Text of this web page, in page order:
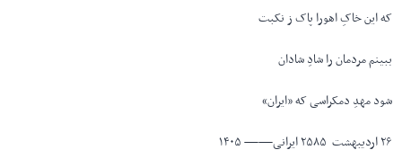
که این خاکِ اهورا پاک ز نکبت
ببینم مردمان را شادِ شادان
شود مهدِ دمکراسی که «ایران»
۲۶ اردیبهشت ۲۵۸۵ ایرانی—— ۱۴۰۵